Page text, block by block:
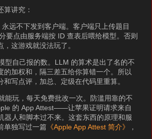
算讲究：
远不下发到客户端。客户端只上传题目
要点由服务端按 ID 查表后喂给模型。否则
这游戏就没法玩了。
型自己报的数。LLM 的算术是出了名的不
的加权和，隔三差五给你算错一个。所以
写点评，加总、定级在代码里重算。
能玩，每天免费批改一次。防滥用靠的不
的 App Attest——让苹果证明请求来自
器人和脚本过不来。这套东西的原理和服
单独写过一篇 《Apple App Attest 简介》
，